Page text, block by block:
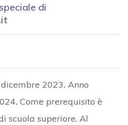
di
2023. Anno
. Come prerequisito è
scuola superiore. Al